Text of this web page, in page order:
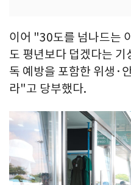
이어 "30도를 넘나드는
도 평년보다 덥겠다는
독 예방을 포함한 위생·
라"고 당부했다.